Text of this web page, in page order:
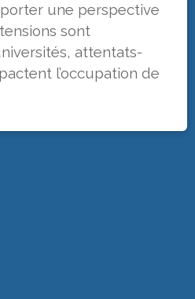
une perspective
sont
attentats-
l’occupation de